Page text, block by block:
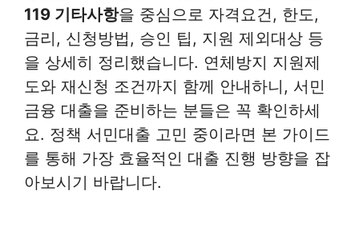
119 기타사항을 중심으로 자격요건, 한도,
금리, 신청방법, 승인 팁, 지원 제외대상 등
을 상세히 정리했습니다. 연체방지 지원제
도와 재신청 조건까지 함께 안내하니, 서민
금융 대출을 준비하는 분들은 꼭 확인하세
요. 정책 서민대출 고민 중이라면 본 가이드
를 통해 가장 효율적인 대출 진행 방향을 잡
아보시기 바랍니다.